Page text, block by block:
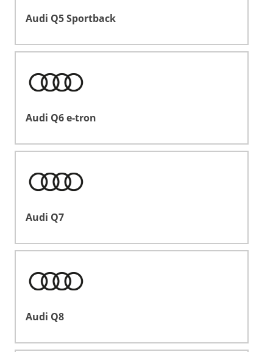
Audi Q5 Sportback
Audi Q6 e-tron
Audi Q7
Audi Q8